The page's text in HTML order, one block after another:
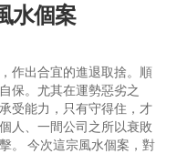
水個案
作出合宜的進退取捨。順
保。尤其在運勢惡劣之
受能力，只有守得住，才
人、一間公司之所以衰敗
。 今次這宗風水個案，對